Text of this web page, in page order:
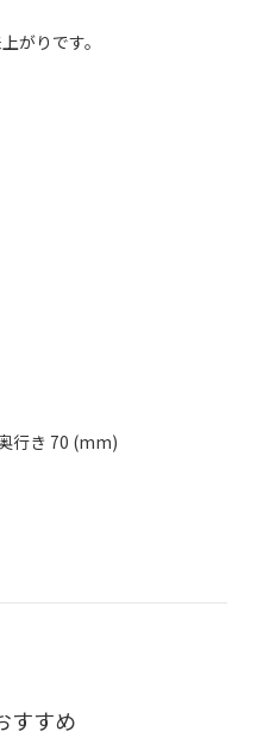
がりです。
行き 70 (mm)
すすめ